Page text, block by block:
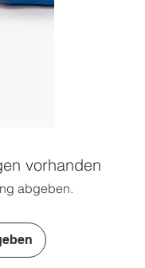
vorhanden
abgeben.